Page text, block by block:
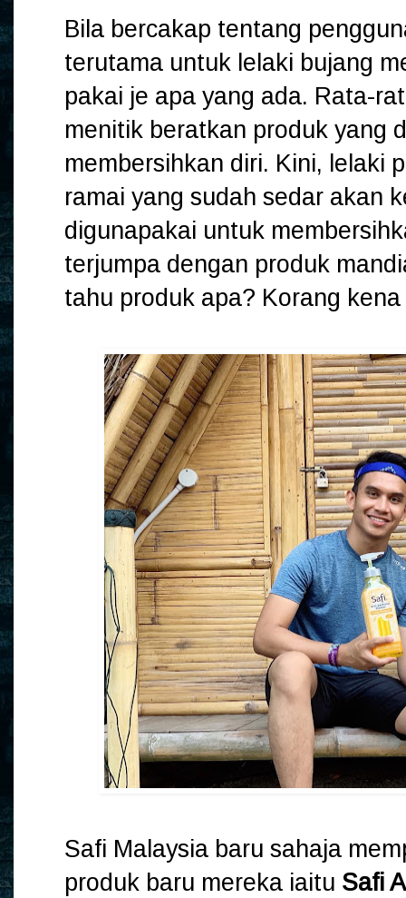
Bila bercakap tentang
terutama untuk lelaki bujang
pakai je apa yang ada. Rata-
menitik beratkan produk yang
membersihkan diri. Kini, lelaki
ramai yang sudah sedar akan
digunapakai untuk
terjumpa dengan produk
tahu produk apa? Korang
Safi Malaysia baru sahaja
produk baru mereka iaitu Safi